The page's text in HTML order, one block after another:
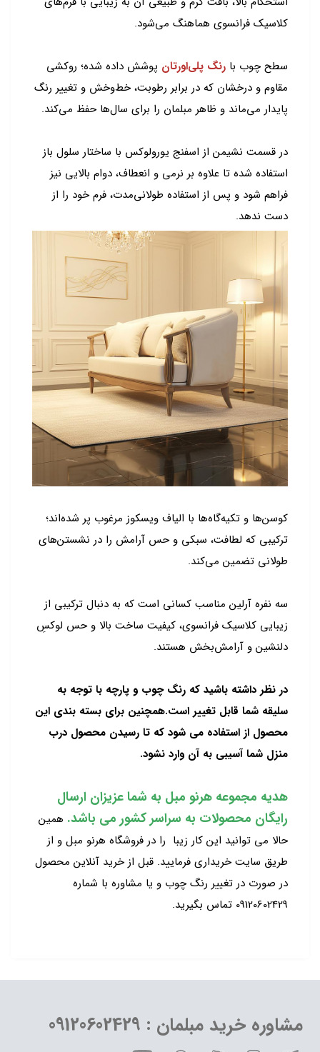
کلاسیک فرانسوی هماهنگ می‌شود.
سطح چوب با رنگ پلی‌اورتان پوشش داده شده؛ روکشی
مقاوم و درخشان که در برابر رطوبت، خط‌وخش و تغییر رنگ
پایدار می‌ماند و ظاهر مبلمان را برای سال‌ها حفظ می‌کند.
در قسمت نشیمن از اسفنج یورولوکس با ساختار سلول باز
استفاده شده تا علاوه بر نرمی و انعطاف، دوام بالایی نیز
فراهم شود و پس از استفاده طولانی‌مدت، فرم خود را از
دست ندهد.
کوسن‌ها و تکیه‌گاه‌ها با الیاف ویسکوز مرغوب پر شده‌اند؛
ترکیبی که لطافت، سبکی و حس آرامش را در نشستن‌های
طولانی تضمین می‌کند.
سه نفره آرلین مناسب کسانی است که به دنبال ترکیبی از
زیبایی کلاسیک فرانسوی، کیفیت ساخت بالا و حس لوکسِ
دلنشین و آرامش‌بخش هستند.
در نظر داشته باشید که رنگ چوب و پارچه با توجه به
سلیقه شما قابل تغییر است.همچنین برای بسته بندی این
محصول از استفاده می شود که تا رسیدن محصول درب
منزل شما آسیبی به آن وارد نشود.
هدیه مجموعه هرنو مبل به شما عزیزان ارسال
رایگان محصولات به سراسر کشور می باشد. همین
حالا می توانید این کار زیبا را در فروشگاه هرنو مبل و از
طریق سایت خریداری فرمایید. قبل از خرید آنلاین محصول
در صورت در تغییر رنگ چوب و یا مشاوره با شماره
09120602429 تماس بگیرید.
مشاوره خرید مبلمان : 09120602429